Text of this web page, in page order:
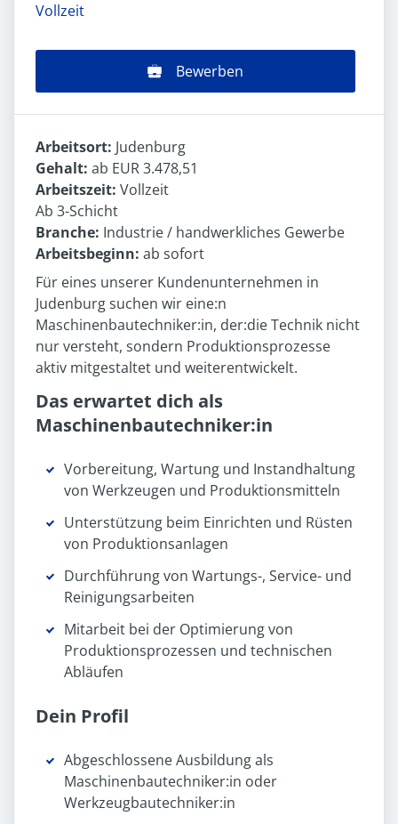
Vollzeit
Bewerben
Arbeitsort: Judenburg
Gehalt: ab EUR 3.478,51
Arbeitszeit: Vollzeit
Ab 3-Schicht
Branche: Industrie / handwerkliches Gewerbe
Arbeitsbeginn: ab sofort
Für eines unserer Kundenunternehmen in
Judenburg suchen wir eine:n
Maschinenbautechniker:in, der:die Technik nicht
nur versteht, sondern Produktionsprozesse
aktiv mitgestaltet und weiterentwickelt.
Das erwartet dich als
Maschinenbautechniker:in
Vorbereitung, Wartung und Instandhaltung
von Werkzeugen und Produktionsmitteln
Unterstützung beim Einrichten und Rüsten
von Produktionsanlagen
Durchführung von Wartungs-, Service- und
Reinigungsarbeiten
Mitarbeit bei der Optimierung von
Produktionsprozessen und technischen
Abläufen
Dein Profil
Abgeschlossene Ausbildung als
Maschinenbautechniker:in oder
Werkzeugbautechniker:in